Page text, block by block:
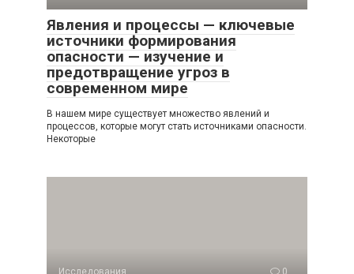
Явления и процессы — ключевые
источники формирования
опасности — изучение и
предотвращение угроз в
современном мире
В нашем мире существует множество явлений и
процессов, которые могут стать источниками опасности.
Некоторые
Исследования 0